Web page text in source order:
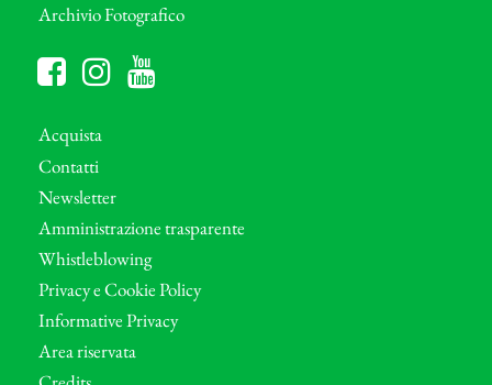
Archivio Fotografico
Acquista
Contatti
Newsletter
Amministrazione trasparente
Whistleblowing
Privacy e Cookie Policy
Informative Privacy
Area riservata